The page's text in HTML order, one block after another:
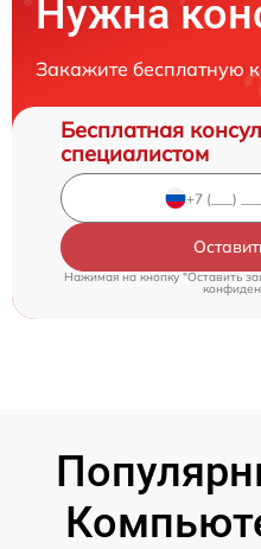
Нужна
Закажите бесплатную
Бесплатная
специалистом
Нажимая на кнопку "Оставить